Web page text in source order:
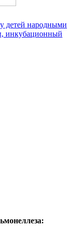
детей народными
инкубационный